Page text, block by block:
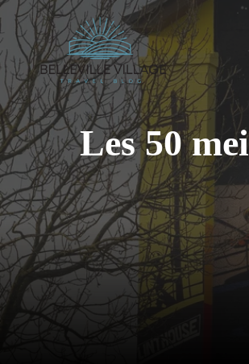
Aller
contenu
Les 50